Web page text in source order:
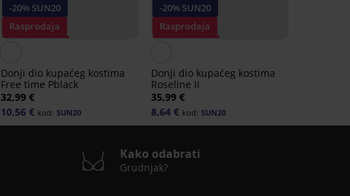
-20% SUN20
Rasprodaja
Donji dio kupaćeg kostima
Free time Pblack
32,99 €
10,56 € kod: SUN20
-20% SUN20
Rasprodaja
Donji dio kupaćeg kostima
Roseline II
35,99 €
8,64 € kod: SUN20
Kako odabrati
Grudnjak?